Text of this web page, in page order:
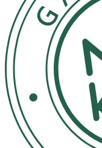
räckhåll för små
barn. Ha extra
risker.
Vitamin A
Vitamin D3